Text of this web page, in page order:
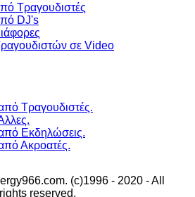
Τραγουδιστές
DJ's
σε Video
Τραγουδιστές.
Εκδηλώσεις.
Ακροατές.
(c)1996 - 2020 - All
rights reserved.